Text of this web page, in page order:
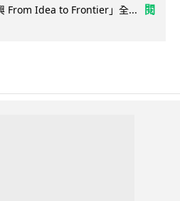
From Idea to Frontier」全...
閱